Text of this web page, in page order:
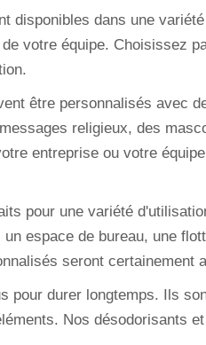
disponibles dans une
votre équipe. Choisissez
être personnalisés avec
religieux, des
entreprise ou votre équipe
pour une variété
espace de bureau, une
seront certainement
pour durer longtemps. Ils
Nos désodorisants